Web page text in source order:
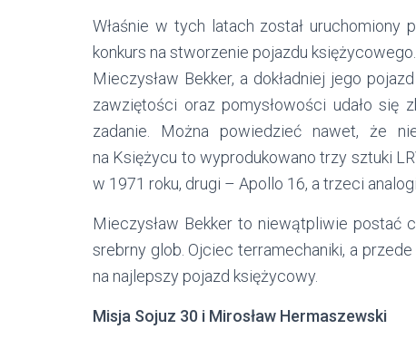
Właśnie w tych latach został uruchomiony
konkurs na stworzenie pojazdu
Mieczysław Bekker, a dokładniej jego
zawziętości oraz pomysłowości udało się
zadanie. Można powiedzieć nawet, że
na Księżycu to wyprodukowano trzy sztuki
w 1971 roku, drugi – Apollo 16, a trzeci
Mieczysław Bekker to niewątpliwie postać
srebrny glob. Ojciec terramechaniki, a
na najlepszy pojazd księżycowy.
Misja Sojuz 30 i Mirosław Hermaszewski